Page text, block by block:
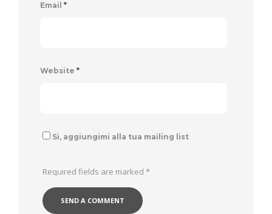
Email *
Website *
Si, aggiungimi alla tua mailing list
Required fields are marked *